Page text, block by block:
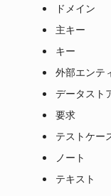
ドメイン
主キー
キー
外部エンテ
データスト
要求
テストケー
ノート
テキスト